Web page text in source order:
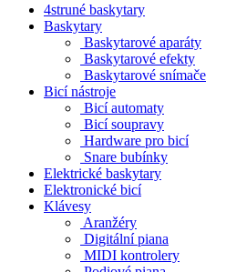
4struné baskytary
Baskytary
Baskytarové aparáty
Baskytarové efekty
Baskytarové snímače
Bicí nástroje
Bicí automaty
Bicí soupravy
Hardware pro bicí
Snare bubínky
Elektrické baskytary
Elektronické bicí
Klávesy
Aranžéry
Digitální piana
MIDI kontrolery